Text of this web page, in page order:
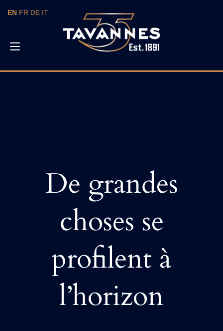
Toggle
De grandes
choses se
profilent à
l’horizon
EN FR DE IT